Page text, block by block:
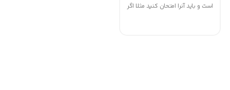
است و بايد آنرا امتحان كنيد مثلا اگر